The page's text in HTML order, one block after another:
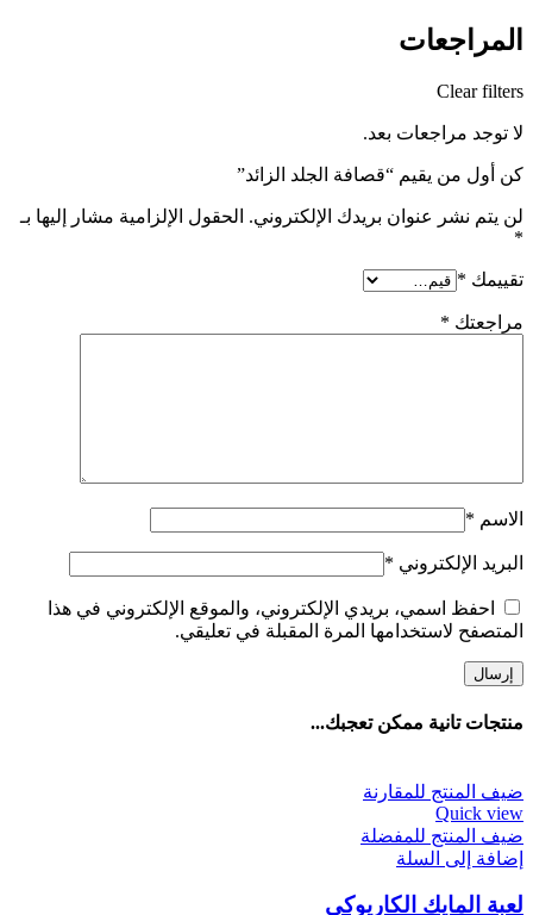
المراجعات
Clear filters
لا توجد مراجعات بعد.
كن أول من يقيم “قصافة الجلد الزائد”
لن يتم نشر عنوان بريدك الإلكتروني. الحقول الإلزامية مشار إليها بـ
*
تقييمك *
مراجعتك *
الاسم *
البريد الإلكتروني *
احفظ اسمي، بريدي الإلكتروني، والموقع الإلكتروني في هذا
المتصفح لاستخدامها المرة المقبلة في تعليقي.
منتجات تانية ممكن تعجبك...
ضيف المنتج للمقارنة
Quick view
ضيف المنتج للمفضلة
إضافة إلى السلة
لعبة المايك الكاريوكي